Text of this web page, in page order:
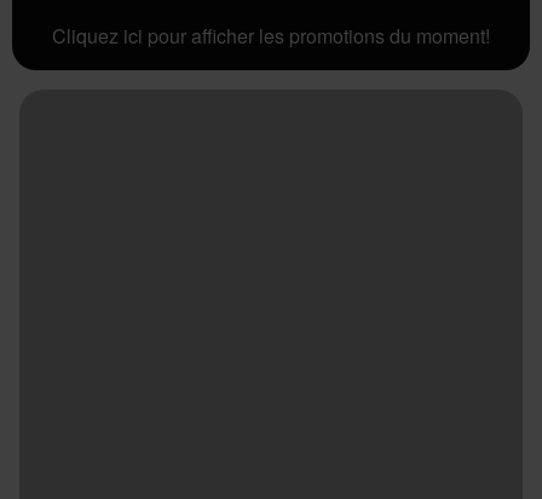
Cliquez ici pour afficher les promotions du moment!